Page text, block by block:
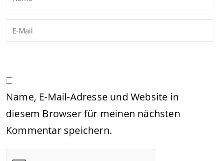
Name, E-Mail-Adresse und Website in
diesem Browser für meinen nächsten
Kommentar speichern.